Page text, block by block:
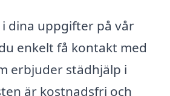
dina uppgifter på vår
enkelt få kontakt med
erbjuder städhjälp i
är kostnadsfri och